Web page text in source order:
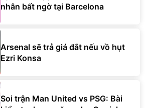
nhân bất ngờ tại Barcelona
Arsenal sẽ trả giá đắt nếu vồ hụt
Ezri Konsa
Soi trận Man United vs PSG: Bài